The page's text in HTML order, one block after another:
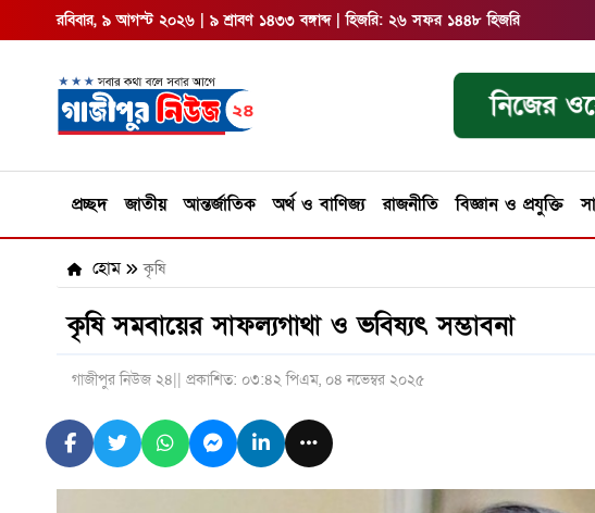
রবিবার, ৯ আগস্ট ২০২৬ | ৯ শ্রাবণ ১৪৩৩ বঙ্গাব্দ | হিজরি: ২৬ সফর ১৪৪৮ হিজরি
নিজের
প্রচ্ছদ জাতীয় আন্তর্জাতিক অর্থ ও বাণিজ্য রাজনীতি বিজ্ঞান ও প্রযুক্তি
হোম কৃষি
কৃষি সমবায়ের সাফল্যগাথা ও ভবিষ্যৎ সম্ভাবনা
গাজীপুর নিউজ ২৪|| প্রকাশিত: ০৩:৪২ পিএম, ০৪ নভেম্বর ২০২৫